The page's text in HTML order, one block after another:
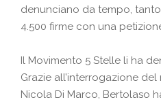
denunciano da tempo,
4.500 firme con una
Il Movimento 5 Stelle li ha
Grazie all’interrogazione
Nicola Di Marco, Bertolaso